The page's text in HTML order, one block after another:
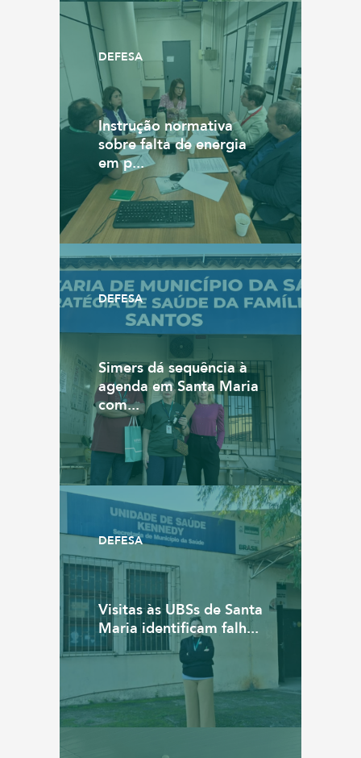
DEFESA
Instrução normativa
sobre falta de energia
em p...
DEFESA
Simers dá sequência à
agenda em Santa Maria
com...
DEFESA
Visitas às UBSs de Santa
Maria identificam falh...